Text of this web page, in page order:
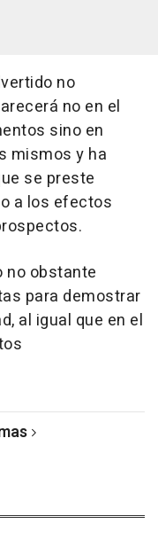
no
no en el
sino en
mismos y ha
se preste
a los efectos
no obstante
para demostrar
al igual que en el